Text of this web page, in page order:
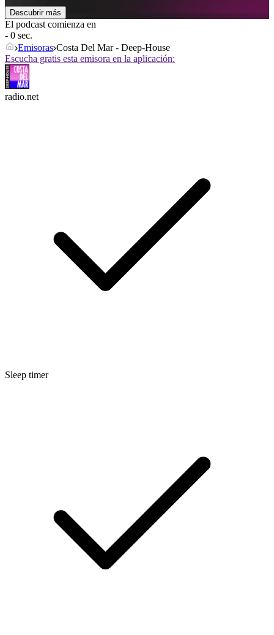
Descubrir más
El podcast comienza en
- 0 sec.
Emisoras Costa Del Mar - Deep-House
Escucha gratis esta emisora en la aplicación:
radio.net
Sleep timer